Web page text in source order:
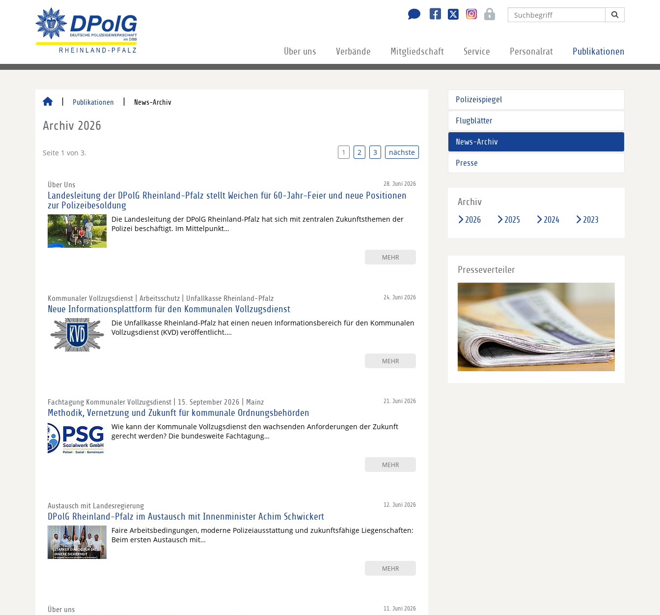
Über uns Verbände Mitgliedschaft Service Personalrat Publikationen
Publikationen News-Archiv
Archiv 2026
Seite 1 von 3. 1 2 3 nächste
28. Juni 2026
Über Uns
Landesleitung der DPolG Rheinland-Pfalz stellt Weichen für 60-Jahr-Feier und neue Positionen
zur Polizeibesoldung
Die Landesleitung der DPolG Rheinland-Pfalz hat sich mit zentralen Zukunftsthemen der
Polizei beschäftigt. Im Mittelpunkt…
MEHR
24. Juni 2026
Kommunaler Vollzugsdienst | Arbeitsschutz | Unfallkasse Rheinland-Pfalz
Neue Informationsplattform für den Kommunalen Vollzugsdienst
Die Unfallkasse Rheinland-Pfalz hat einen neuen Informationsbereich für den Kommunalen
Vollzugsdienst (KVD) veröffentlicht.…
MEHR
21. Juni 2026
Fachtagung Kommunaler Vollzugsdienst | 15. September 2026 | Mainz
Methodik, Vernetzung und Zukunft für kommunale Ordnungsbehörden
Wie kann der Kommunale Vollzugsdienst den wachsenden Anforderungen der Zukunft
gerecht werden? Die bundesweite Fachtagung…
MEHR
12. Juni 2026
Austausch mit Landesregierung
DPolG Rheinland-Pfalz im Austausch mit Innenminister Achim Schwickert
Faire Arbeitsbedingungen, moderne Polizeiausstattung und zukunftsfähige Liegenschaften:
Beim ersten Austausch mit…
MEHR
11. Juni 2026
Über uns
Polizeispiegel
Flugblätter
News-Archiv
Presse
Archiv
2026 2025 2024 2023
Presseverteiler